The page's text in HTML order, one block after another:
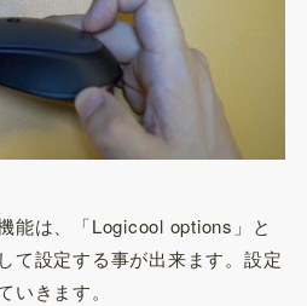
能は、「Logicool options」と
て設定する事が出来ます。設定
いきます。